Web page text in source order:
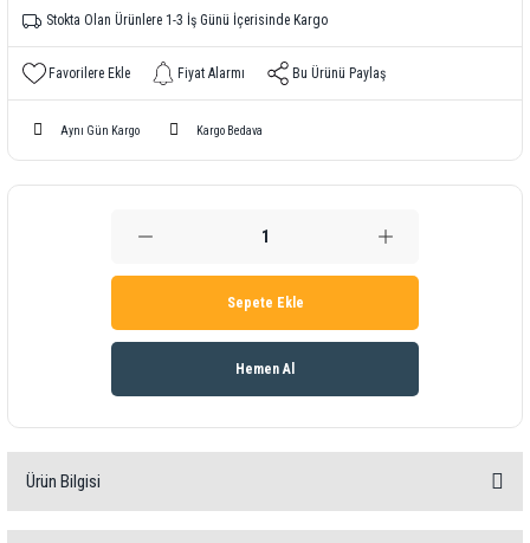
Stokta Olan Ürünlere 1-3 İş Günü İçerisinde Kargo
Fiyat Alarmı Bu Ürünü Paylaş
Aynı Gün Kargo Kargo Bedava
Sepete Ekle
Hemen Al
Ürün Bilgisi